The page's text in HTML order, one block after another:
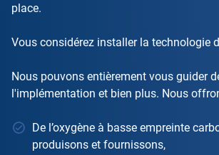
place.
Vous considérez installer la technologie
Nous pouvons entièrement vous guider
l'implémentation et bien plus. Nous
De l’oxygène à basse empreinte
produisons et fournissons,